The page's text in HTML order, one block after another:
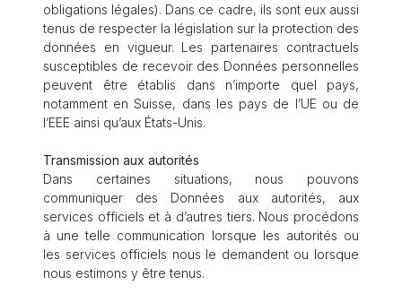
obligations légales). Dans ce cadre, ils sont eux aussi
tenus de respecter la législation sur la protection des
données en vigueur. Les partenaires contractuels
susceptibles de recevoir des Données personnelles
peuvent être établis dans n’importe quel pays,
notamment en Suisse, dans les pays de l’UE ou de
l’EEE ainsi qu’aux États-Unis.
Transmission aux autorités
Dans certaines situations, nous pouvons
communiquer des Données aux autorités, aux
services officiels et à d’autres tiers. Nous procédons
à une telle communication lorsque les autorités ou
les services officiels nous le demandent ou lorsque
nous estimons y être tenus.